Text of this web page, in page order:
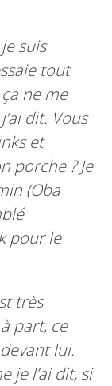
suis
tout
ne me
dit. Vous
et
porche ? Je
(Oba
pour le
très
part, ce
lui.
je l’ai dit, si